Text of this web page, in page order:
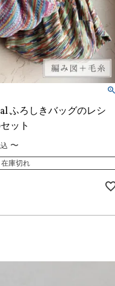
ふろしきバッグのレシ
ット
〜
在庫切れ